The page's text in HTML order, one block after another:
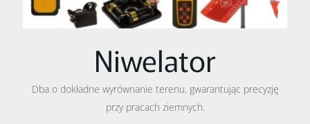
Niwelator
Dba o dokładne wyrównanie terenu, gwarantując precyzję
przy pracach ziemnych.